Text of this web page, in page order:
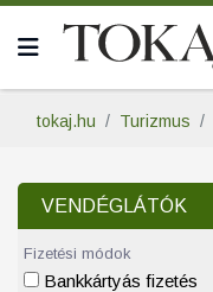
tokaj.hu Turizmus
VENDÉGLÁTÓK
Fizetési módok
Bankkártyás fizetés